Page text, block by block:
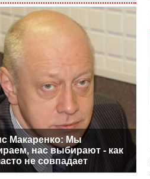
Макаренко: Мы
нас выбирают - как
не совпадает